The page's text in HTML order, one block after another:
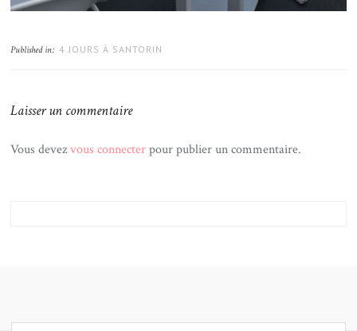
Published in: 4 JOURS À SANTORIN
Laisser un commentaire
Vous devezvous connecterpour publier un commentaire.